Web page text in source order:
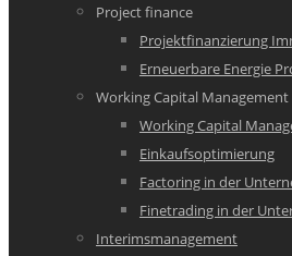
Project finance
Projektfinanzierung
Erneuerbare Energie
Working Capital Management
Working Capital
Einkaufsoptimierung
Factoring in der
Finetrading in der
Interimsmanagement